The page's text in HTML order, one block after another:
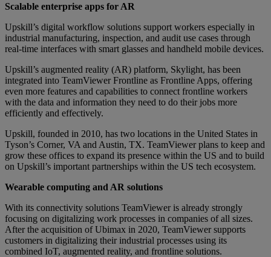
Scalable enterprise apps for AR
Upskill’s digital workflow solutions support workers especially in
industrial manufacturing, inspection, and audit use cases through
real-time interfaces with smart glasses and handheld mobile devices.
Upskill’s augmented reality (AR) platform, Skylight, has been
integrated into TeamViewer Frontline as Frontline Apps, offering
even more features and capabilities to connect frontline workers
with the data and information they need to do their jobs more
efficiently and effectively.
Upskill, founded in 2010, has two locations in the United States in
Tyson’s Corner, VA and Austin, TX. TeamViewer plans to keep and
grow these offices to expand its presence within the US and to build
on Upskill’s important partnerships within the US tech ecosystem.
Wearable computing and AR solutions
With its connectivity solutions TeamViewer is already strongly
focusing on digitalizing work processes in companies of all sizes.
After the acquisition of Ubimax in 2020, TeamViewer supports
customers in digitalizing their industrial processes using its
combined IoT, augmented reality, and frontline solutions.